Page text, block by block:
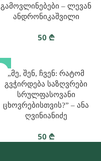
Გამოვლინებები – Ლევან
Ანდრონიკაშვილი
50 ₾
„მე, Შენ, Ჩვენ: Რატომ
Გვჭირდება Საზღვრები
Სრულფასოვანი
Ცხოვრებისთვის?” – Ანა
Ღვინიანიძე
50 ₾